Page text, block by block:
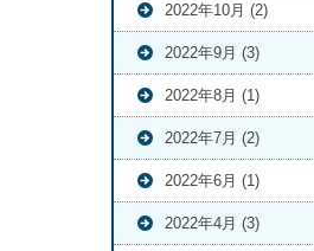
2022年10月 (2)
2022年9月 (3)
2022年8月 (1)
2022年7月 (2)
2022年6月 (1)
2022年4月 (3)